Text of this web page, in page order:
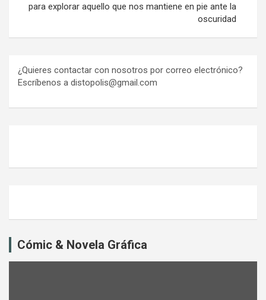
para explorar aquello que nos mantiene en pie ante la
oscuridad
¿Quieres contactar con nosotros por correo electrónico?
Escríbenos a distopolis@gmail.com
Cómic & Novela Gráfica